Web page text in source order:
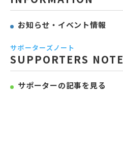
お知らせ・イベント情報
サポーターズノート
SUPPORTERS NOTE
サポーターの記事を見る